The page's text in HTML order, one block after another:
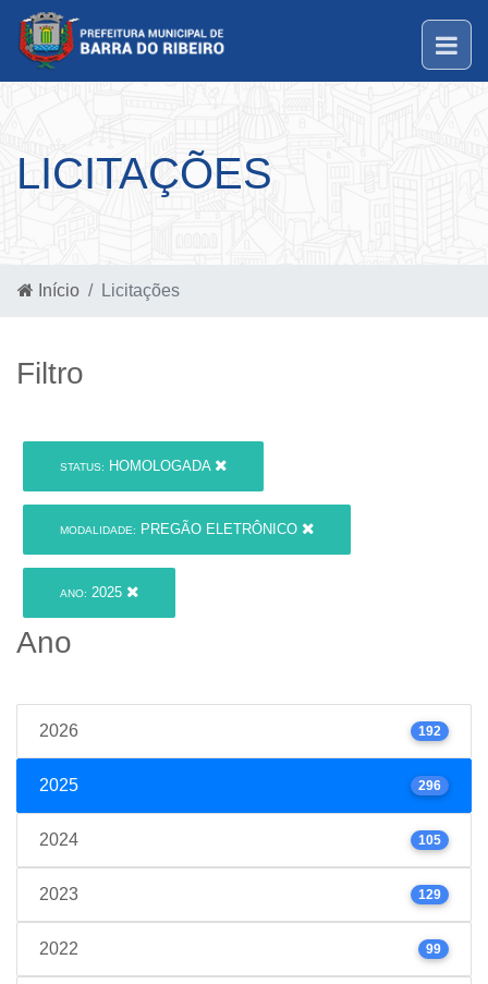
LICITAÇÕES
Início Licitações
Filtro
STATUS: HOMOLOGADA
MODALIDADE: PREGÃO ELETRÔNICO
ANO: 2025
Ano
2026 192
2025 296
2024 105
2023 129
2022 99